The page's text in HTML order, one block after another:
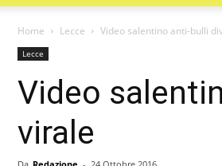
Home Lecce Video salentino anti-bulli
Lecce
Video
virale